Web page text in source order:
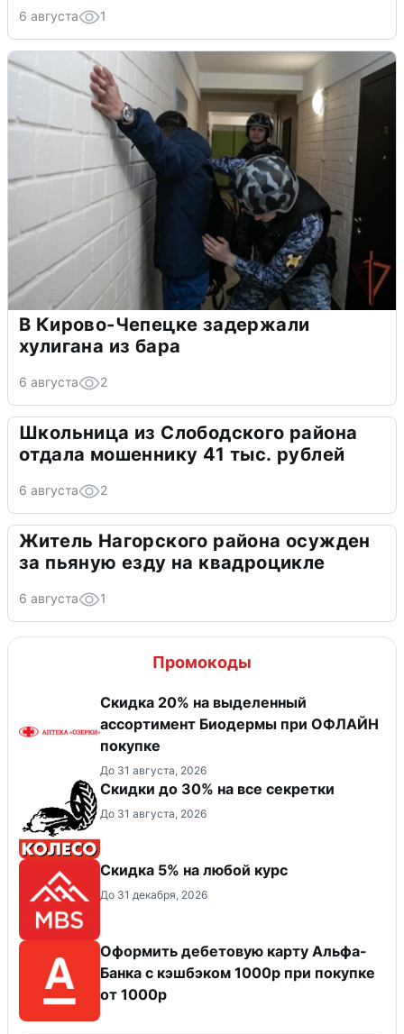
6 августа 1
В Кирово-Чепецке задержали
хулигана из бара
6 августа 2
Школьница из Слободского района
отдала мошеннику 41 тыс. рублей
6 августа 2
Житель Нагорского района осужден
за пьяную езду на квадроцикле
6 августа 1
Промокоды
Скидка 20% на выделенный
ассортимент Биодермы при ОФЛАЙН
покупке
До 31 августа, 2026
Скидки до 30% на все секретки
До 31 августа, 2026
Скидка 5% на любой курс
До 31 декабря, 2026
Оформить дебетовую карту Альфа-
Банка с кэшбэком 1000р при покупке
от 1000р